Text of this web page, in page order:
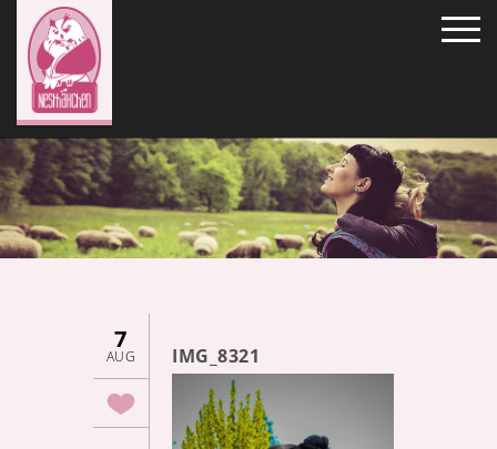
7
AUG IMG_8321